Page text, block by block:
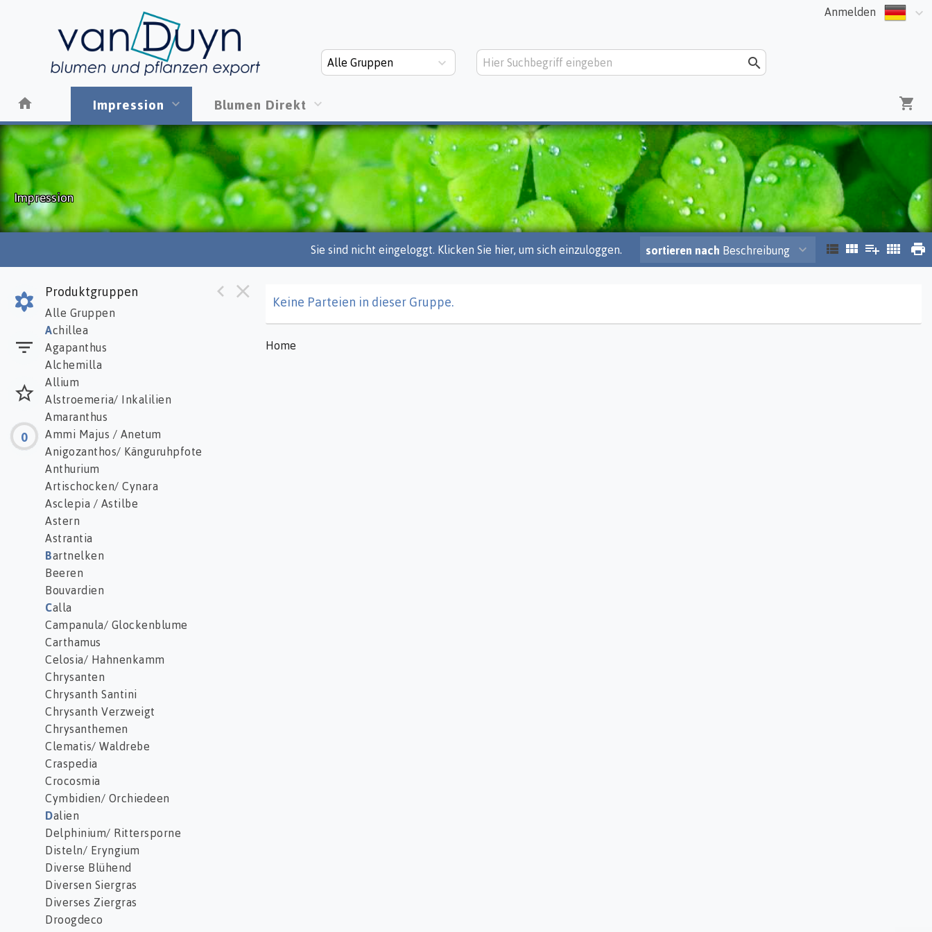
Anmelden
Alle Gruppen
Impression Blumen Direkt
Impression
Sie sind nicht eingeloggt. Klicken Sie hier, um sich einzuloggen. sortieren nach Beschreibung
0
Produktgruppen
Alle Gruppen
Achillea
Agapanthus
Alchemilla
Allium
Alstroemeria/ Inkalilien
Amaranthus
Ammi Majus / Anetum
Anigozanthos/ Känguruhpfote
Anthurium
Artischocken/ Cynara
Asclepia / Astilbe
Astern
Astrantia
Bartnelken
Beeren
Bouvardien
Calla
Campanula/ Glockenblume
Carthamus
Celosia/ Hahnenkamm
Chrysanten
Chrysanth Santini
Chrysanth Verzweigt
Chrysanthemen
Clematis/ Waldrebe
Craspedia
Crocosmia
Cymbidien/ Orchiedeen
Dalien
Delphinium/ Rittersporne
Disteln/ Eryngium
Diverse Blühend
Diversen Siergras
Diverses Ziergras
Droogdeco
Keine Parteien in dieser Gruppe.
Home